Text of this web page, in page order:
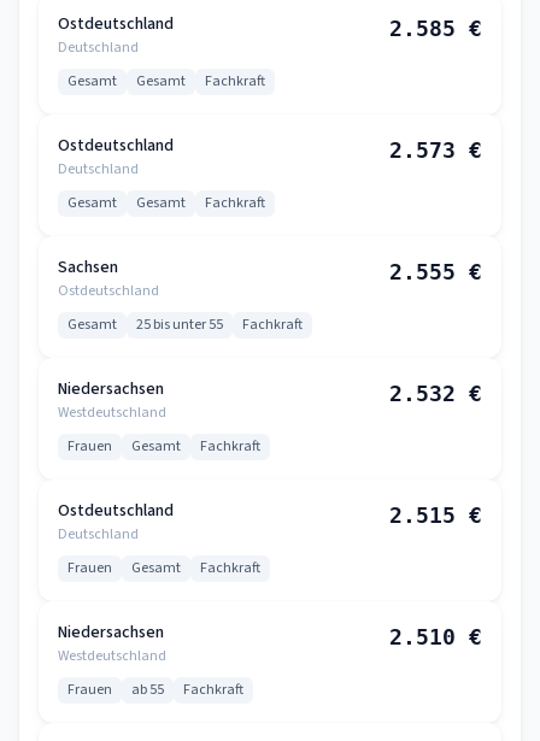
Ostdeutschland
Deutschland
2.585 €
Gesamt Gesamt Fachkraft
Ostdeutschland
Deutschland
2.573 €
Gesamt Gesamt Fachkraft
Sachsen
Ostdeutschland
2.555 €
Gesamt 25 bis unter 55 Fachkraft
Niedersachsen
Westdeutschland
2.532 €
Frauen Gesamt Fachkraft
Ostdeutschland
Deutschland
2.515 €
Frauen Gesamt Fachkraft
Niedersachsen
Westdeutschland
2.510 €
Frauen ab 55 Fachkraft